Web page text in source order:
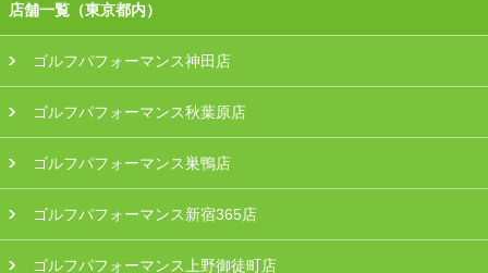
店舗一覧（東京都内）
ゴルフパフォーマンス神田店
ゴルフパフォーマンス秋葉原店
ゴルフパフォーマンス巣鴨店
ゴルフパフォーマンス新宿365店
ゴルフパフォーマンス上野御徒町店